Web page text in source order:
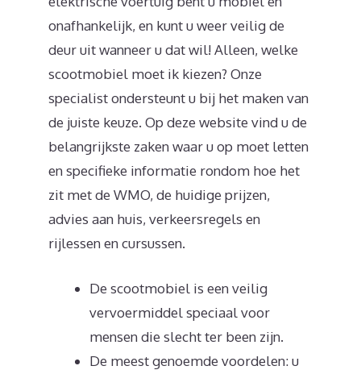
onafhankelijk, en kunt u weer veilig de
deur uit wanneer u dat wil! Alleen, welke
scootmobiel moet ik kiezen? Onze
specialist ondersteunt u bij het maken van
de juiste keuze. Op deze website vind u de
belangrijkste zaken waar u op moet letten
en specifieke informatie rondom hoe het
zit met de WMO, de huidige prijzen,
advies aan huis, verkeersregels en
rijlessen en cursussen.
De scootmobiel is een veilig
vervoermiddel speciaal voor
mensen die slecht ter been zijn.
De meest genoemde voordelen: u